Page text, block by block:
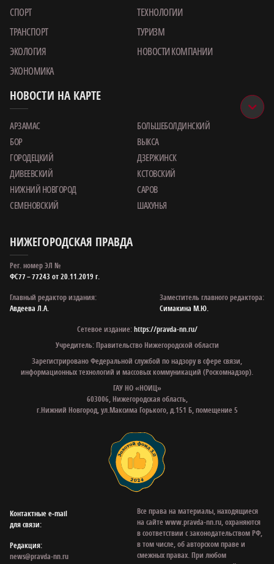
СПОРТ
ТЕХНОЛОГИИ
ТРАНСПОРТ
ТУРИЗМ
ЭКОЛОГИЯ
НОВОСТИ КОМПАНИИ
ЭКОНОМИКА
НОВОСТИ НА КАРТЕ
АРЗАМАС
БОЛЬШЕБОЛДИНСКИЙ
БОР
ВЫКСА
ГОРОДЕЦКИЙ
ДЗЕРЖИНСК
ДИВЕЕВСКИЙ
КСТОВСКИЙ
НИЖНИЙ НОВГОРОД
САРОВ
СЕМЕНОВСКИЙ
ШАХУНЬЯ
НИЖЕГОРОДСКАЯ ПРАВДА
Рег. номер ЭЛ №
ФС77 – 77243 от 20.11.2019 г.
Главный редактор издания:
Авдеева Л.А.
Заместитель главного редактора:
Симакина М.Ю.
Сетевое издание:https://pravda-nn.ru/
Учредитель: Правительство Нижегородской области
Зарегистрировано Федеральной службой по надзору в сфере связи,
информационных технологий и массовых коммуникаций (Роскомнадзор).
ГАУ НО «НОИЦ»
603006, Нижегородская область,
г.Нижний Новгород, ул.Максима Горького, д.151 Б, помещение 5
Контактные e‑mail
для связи:
Редакция:
news@pravda-nn.ru
Все права на материалы, находящиеся
на сайте www.pravda-nn.ru, охраняются
в соответствии с законодательством РФ,
в том числе, об авторском праве и
смежных правах. При любом